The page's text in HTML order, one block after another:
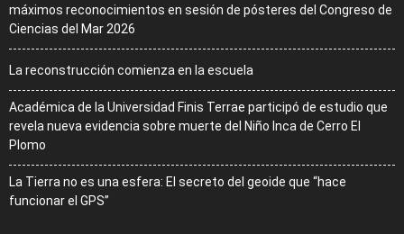
máximos reconocimientos en sesión de pósteres del Congreso de
Ciencias del Mar 2026
La reconstrucción comienza en la escuela
Académica de la Universidad Finis Terrae participó de estudio que
revela nueva evidencia sobre muerte del Niño Inca de Cerro El
Plomo
La Tierra no es una esfera: El secreto del geoide que “hace
funcionar el GPS”